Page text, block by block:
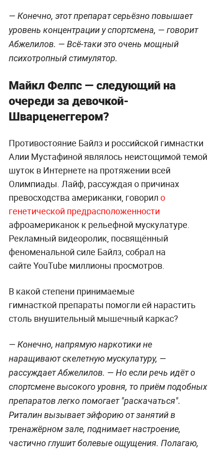
— Конечно, этот препарат серьёзно повышает
уровень концентрации у спортсмена, — говорит
Абжелилов. — Всё-таки это очень мощный
психотропный стимулятор.
Майкл Фелпс — следующий на
очереди за девочкой-
Шварценеггером?
Противостояние Байлз и российской гимнастки
Алии Мустафиной являлось неистощимой темой
шуток в Интернете на протяжении всей
Олимпиады. Лайф, рассуждая о причинах
превосходства американки, говорил о
генетической предрасположенности
афроамериканок к рельефной мускулатуре.
Рекламный видеоролик, посвящённый
феноменальной силе Байлз, собрал на
сайте YouTube миллионы просмотров.
В какой степени принимаемые
гимнасткой препараты помогли ей нарастить
столь внушительный мышечный каркас?
— Конечно, напрямую наркотики не
наращивают скелетную мускулатуру, —
рассуждает Абжелилов. — Но если речь идёт о
спортсмене высокого уровня, то приём подобных
препаратов легко помогает "раскачаться".
Риталин вызывает эйфорию от занятий в
тренажёрном зале, поднимает настроение,
частично глушит болевые ощущения. Полагаю,